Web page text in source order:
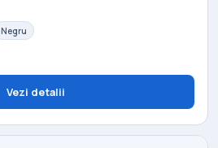
Negru
Vezi detalii